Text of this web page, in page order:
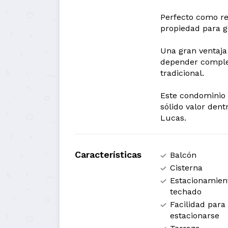
Perfecto como
propiedad para
Una gran
depender
tradicional.
Este
sólido valor
Lucas.
Características
Balcón
Cisterna
techado
Facilidad para
estacionarse